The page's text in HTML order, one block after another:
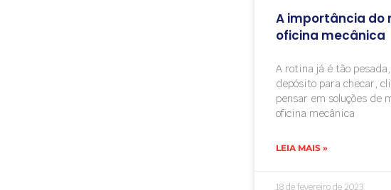
A importância do
oficina mecânica
A rotina já é tão
depósito para checar,
pensar em soluções de
oficina mecânica
LEIA MAIS »
18 de fevereiro de 2023